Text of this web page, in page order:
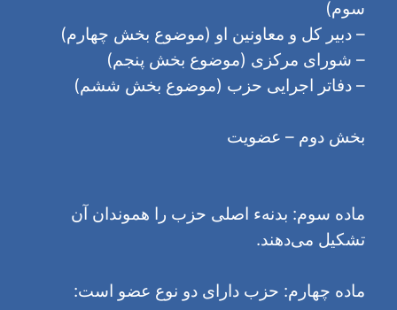
سوم)
– دبیر کل و معاونین او (موضوع بخش چهارم)
– شورای مرکزی (موضوع بخش پنجم)
– دفاتر اجرایی حزب (موضوع بخش ششم)
بخش دوم – عضویت
ماده سوم: بدنهء اصلی حزب را هموندان آن
تشکیل می‌دهند.
ماده چهارم: حزب دارای دو نوع عضو است: